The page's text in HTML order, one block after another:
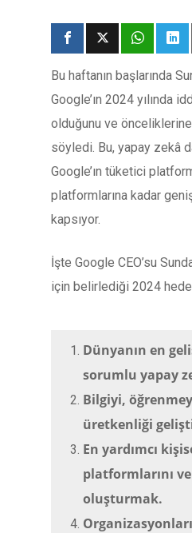
Bu haftanın başlarında
Google’ın 2024 yılında
olduğunu ve önceliklerine
söyledi. Bu, yapay zekâ
Google’ın tüketici
platformlarına kadar
kapsıyor.
İşte Google CEO’su
için belirlediği 2024
Dünyanın en
sorumlu yapay
Bilgiyi,
üretkenliği
En yardımcı
platformlarını
oluşturmak.